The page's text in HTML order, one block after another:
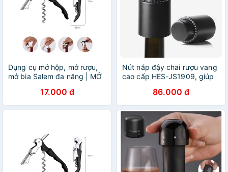
Dụng cụ mở hộp, mở rượu,
mở bia Salem đa năng | MỞ
17.000 đ
Nút nắp đậy chai rượu vang
cao cấp HES-JS1909, giúp
86.000 đ